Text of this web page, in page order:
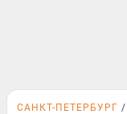
САНКТ-ПЕТЕРБУРГ